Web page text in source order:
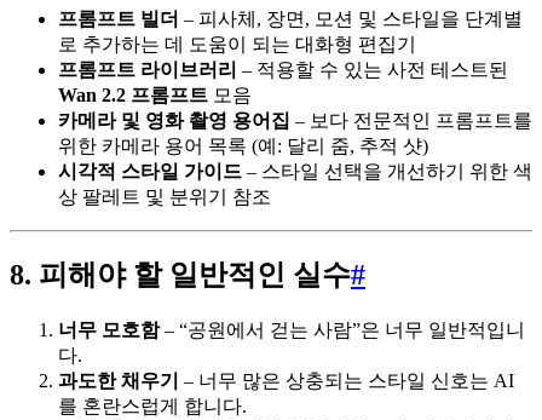
프롬프트 빌더 – 피사체, 장면, 모션 및 스타일을 단계별
로 추가하는 데 도움이 되는 대화형 편집기
프롬프트 라이브러리 – 적용할 수 있는 사전 테스트된
Wan 2.2 프롬프트 모음
카메라 및 영화 촬영 용어집 – 보다 전문적인 프롬프트를
위한 카메라 용어 목록 (예: 달리 줌, 추적 샷)
시각적 스타일 가이드 – 스타일 선택을 개선하기 위한 색
상 팔레트 및 분위기 참조
8. 피해야 할 일반적인 실수#
너무 모호함– “공원에서 걷는 사람”은 너무 일반적입니
다.
과도한 채우기 – 너무 많은 상충되는 스타일 신호는 AI
를 혼란스럽게 합니다.